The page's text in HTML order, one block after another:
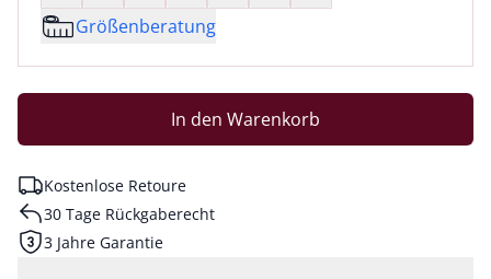
Größenberatung
In den Warenkorb
Kostenlose Retoure
30 Tage Rückgaberecht
3 Jahre Garantie